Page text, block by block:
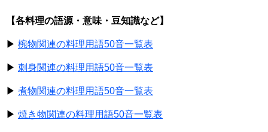
【各料理の語源・意味・豆知識など】
▶ 椀物関連の料理用語50音一覧表
▶ 刺身関連の料理用語50音一覧表
▶ 煮物関連の料理用語50音一覧表
▶ 焼き物関連の料理用語50音一覧表